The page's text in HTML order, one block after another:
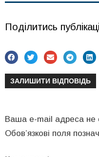
Поділитись
ЗАЛИШИТИ ВІДПОВІДЬ
Ваша e-mail адреса не
Обов’язкові поля